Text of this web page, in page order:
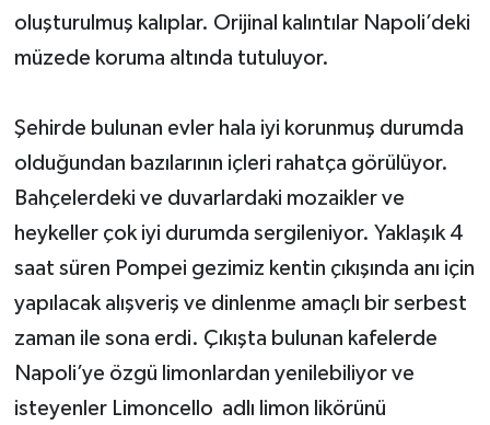
oluşturulmuş kalıplar. Orijinal kalıntılar Napoli’deki
müzede koruma altında tutuluyor.
Şehirde bulunan evler hala iyi korunmuş durumda
olduğundan bazılarının içleri rahatça görülüyor.
Bahçelerdeki ve duvarlardaki mozaikler ve
heykeller çok iyi durumda sergileniyor. Yaklaşık 4
saat süren Pompei gezimiz kentin çıkışında anı için
yapılacak alışveriş ve dinlenme amaçlı bir serbest
zaman ile sona erdi. Çıkışta bulunan kafelerde
Napoli’ye özgü limonlardan yenilebiliyor ve
isteyenler Limoncello adlı limon likörünü